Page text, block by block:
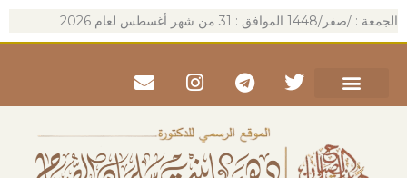
الجمعة : /صفر/1448 الموافق : 31 من شهر أغسطس لعام 2026
Twitter
Telegram
Instagram
Envelope